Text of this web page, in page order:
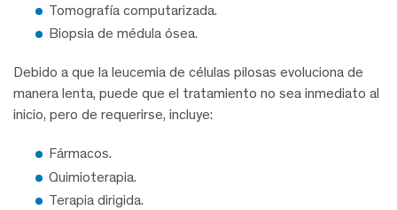
Tomografía computarizada.
Biopsia de médula ósea.
Debido a que la leucemia de células pilosas evoluciona de
manera lenta, puede que el tratamiento no sea inmediato al
inicio, pero de requerirse, incluye:
Fármacos.
Quimioterapia.
Terapia dirigida.